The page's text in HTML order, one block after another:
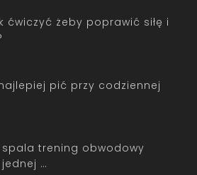
ćwiczyć żeby poprawić siłę i
pić przy codziennej
spala trening obwodowy
…